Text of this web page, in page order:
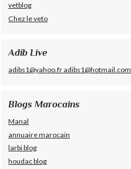
vetblog
Chez le veto
Adib Live
adibs1@yahoo.fr adibs1@hotmail.com
Blogs Marocains
Manal
annuaire marocain
larbi blog
houdac blog